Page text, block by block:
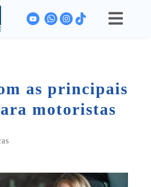

as principais
motoristas